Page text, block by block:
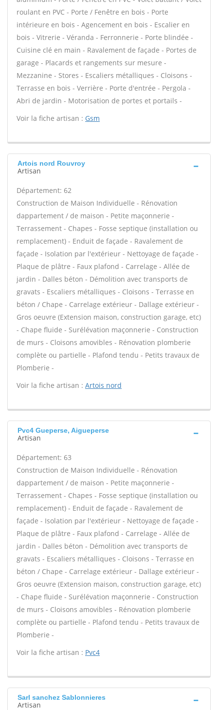
roulant en PVC - Porte / Fenêtre en bois - Porte
intérieure en bois - Agencement en bois - Escalier en
bois - Vitrerie - Véranda - Ferronnerie - Porte blindée -
Cuisine clé en main - Ravalement de façade - Portes de
garage - Placards et rangements sur mesure -
Mezzanine - Stores - Escaliers métalliques - Cloisons -
Terrasse en bois - Verrière - Porte d'entrée - Pergola -
Abri de jardin - Motorisation de portes et portails -
Voir la fiche artisan : Gsm
Artois nord Rouvroy
Artisan
Département: 62
Construction de Maison Individuelle - Rénovation
dappartement / de maison - Petite maçonnerie -
Terrassement - Chapes - Fosse septique (installation ou
remplacement) - Enduit de façade - Ravalement de
façade - Isolation par l'extérieur - Nettoyage de façade -
Plaque de plâtre - Faux plafond - Carrelage - Allée de
jardin - Dalles béton - Démolition avec transports de
gravats - Escaliers métalliques - Cloisons - Terrasse en
béton / Chape - Carrelage extérieur - Dallage extérieur -
Gros oeuvre (Extension maison, construction garage, etc)
- Chape fluide - Surélévation maçonnerie - Construction
de murs - Cloisons amovibles - Rénovation plomberie
complète ou partielle - Plafond tendu - Petits travaux de
Plomberie -
Voir la fiche artisan : Artois nord
Pvc4 Gueperse, Aigueperse
Artisan
Département: 63
Construction de Maison Individuelle - Rénovation
dappartement / de maison - Petite maçonnerie -
Terrassement - Chapes - Fosse septique (installation ou
remplacement) - Enduit de façade - Ravalement de
façade - Isolation par l'extérieur - Nettoyage de façade -
Plaque de plâtre - Faux plafond - Carrelage - Allée de
jardin - Dalles béton - Démolition avec transports de
gravats - Escaliers métalliques - Cloisons - Terrasse en
béton / Chape - Carrelage extérieur - Dallage extérieur -
Gros oeuvre (Extension maison, construction garage, etc)
- Chape fluide - Surélévation maçonnerie - Construction
de murs - Cloisons amovibles - Rénovation plomberie
complète ou partielle - Plafond tendu - Petits travaux de
Plomberie -
Voir la fiche artisan : Pvc4
Sarl sanchez Sablonnieres
Artisan